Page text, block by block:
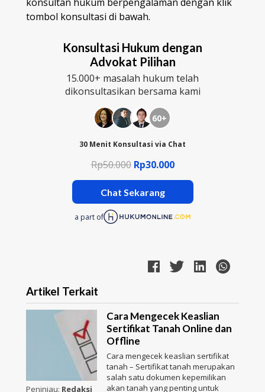
tombol konsultasi di bawah.
Konsultasi Hukum dengan
Advokat Pilihan
15.000+ masalah hukum telah
dikonsultasikan bersama kami
60+
30 Menit Konsultasi via Chat
Rp50.000 Rp30.000
Chat Sekarang
a part of
Artikel Terkait
Peninjau: Redaksi
Cara Mengecek Keaslian
Sertifikat Tanah Online dan
Offline
Cara mengecek keaslian sertifikat
tanah – Sertifikat tanah merupakan
salah satu dokumen kepemilikan
akan tanah yang penting untuk